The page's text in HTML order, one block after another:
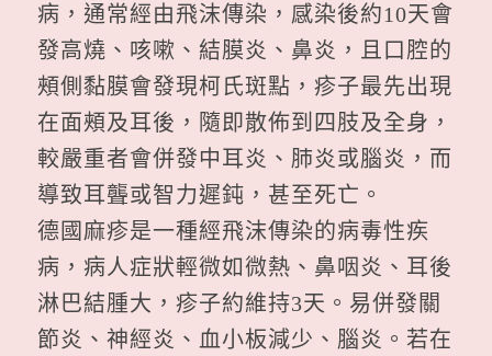
病，通常經由飛沫傳染，感染後約10天會
發高燒、咳嗽、結膜炎、鼻炎，且口腔的
頰側黏膜會發現柯氏斑點，疹子最先出現
在面頰及耳後，隨即散佈到四肢及全身，
較嚴重者會併發中耳炎、肺炎或腦炎，而
導致耳聾或智力遲鈍，甚至死亡。
德國麻疹是一種經飛沫傳染的病毒性疾
病，病人症狀輕微如微熱、鼻咽炎、耳後
淋巴結腫大，疹子約維持3天。易併發關
節炎、神經炎、血小板減少、腦炎。若在